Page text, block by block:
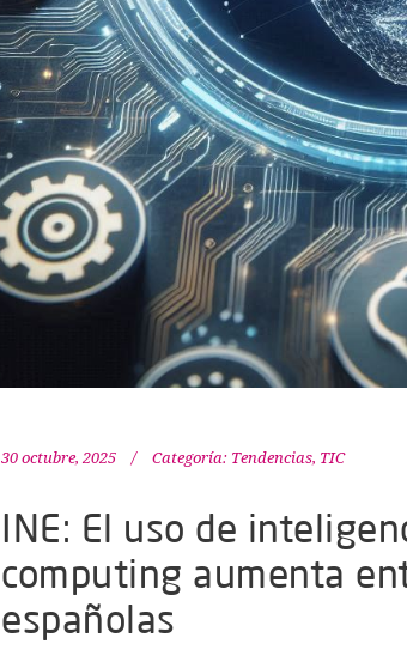
30 octubre, 2025 Categoría: Tendencias, TIC
INE: El uso de
computing aumenta
españolas